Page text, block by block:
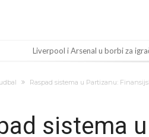
Liverpool i Arsenal u borbi za
Ko je uvjerio Rodrija da izabere
Raspad sistema u Partizanu:
sistema